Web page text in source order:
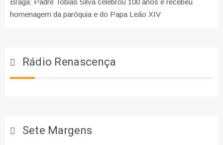
Braga: Padre Tobias Silva celebrou 100 anos e recebeu
homenagem da paróquia e do Papa Leão XIV
Rádio Renascença
Sete Margens